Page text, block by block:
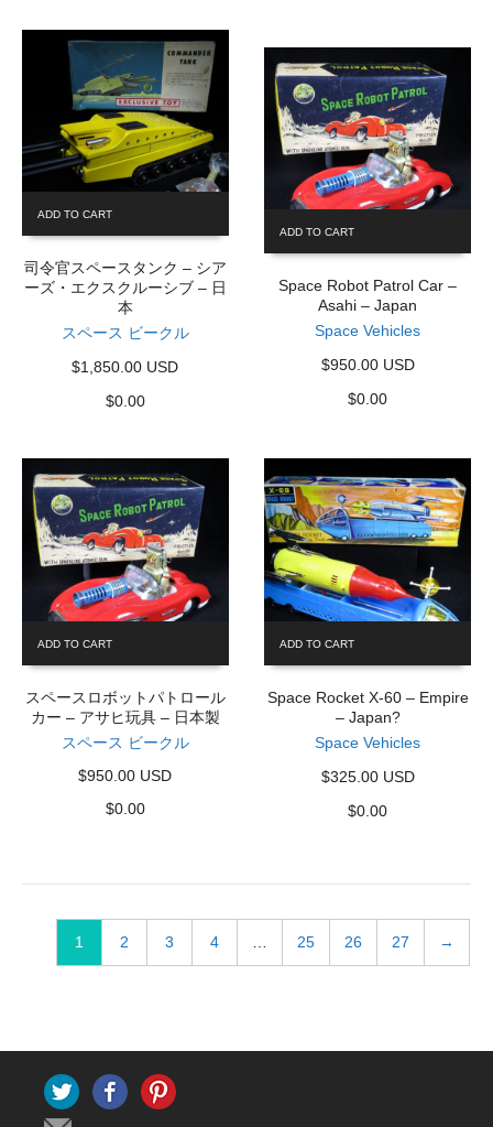
ADD TO CART
司令官スペースタンク – シア
ーズ・エクスクルーシブ – 日
本
スペース ビークル
$1,850.00 USD
$0.00
ADD TO CART
Space Robot Patrol Car –
Asahi – Japan
Space Vehicles
$950.00 USD
$0.00
ADD TO CART
スペースロボットパトロール
カー – アサヒ玩具 – 日本製
スペース ビークル
$950.00 USD
$0.00
ADD TO CART
Space Rocket X-60 – Empire
– Japan?
Space Vehicles
$325.00 USD
$0.00
1 2 3 4 25 26 27 →
Twitter Facebook